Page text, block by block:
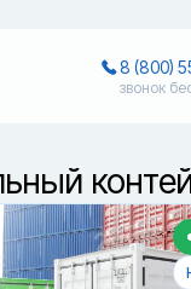
8 (800)
звонок